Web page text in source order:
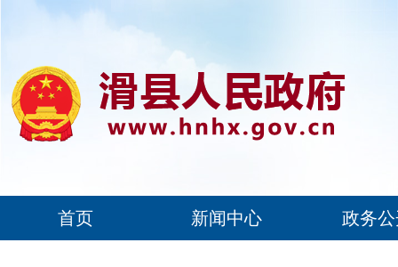
首页 新闻中心 政务